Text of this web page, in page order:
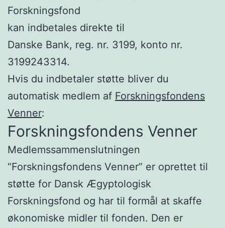
Forskningsfond
kan indbetales direkte til
Danske Bank, reg. nr. 3199, konto nr.
3199243314.
Hvis du indbetaler støtte bliver du
automatisk medlem af Forskningsfondens
Venner:
Forskningsfondens Venner
Medlemssammenslutningen
“Forskningsfondens Venner” er oprettet til
støtte for Dansk Ægyptologisk
Forskningsfond og har til formål at skaffe
økonomiske midler til fonden. Den er